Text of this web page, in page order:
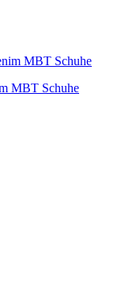
MBT Schuhe